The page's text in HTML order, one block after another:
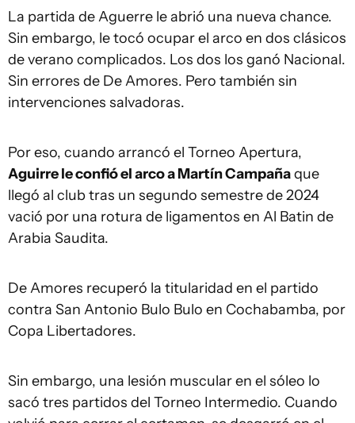
La partida de Aguerre le abrió una nueva chance.
Sin embargo, le tocó ocupar el arco en dos clásicos
de verano complicados. Los dos los ganó Nacional.
Sin errores de De Amores. Pero también sin
intervenciones salvadoras.
Por eso, cuando arrancó el Torneo Apertura,
Aguirre le confió el arco a Martín Campañaque
llegó al club tras un segundo semestre de 2024
vació por una rotura de ligamentos en Al Batin de
Arabia Saudita.
De Amores recuperó la titularidad en el partido
contra San Antonio Bulo Bulo en Cochabamba, por
Copa Libertadores.
Sin embargo, una lesión muscular en el sóleo lo
sacó tres partidos del Torneo Intermedio. Cuando